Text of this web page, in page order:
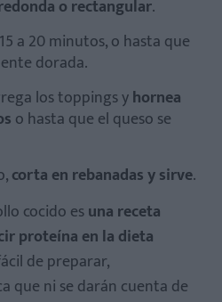
o rectangular.
a 20 minutos, o hasta que
dorada.
los toppings yhornea
o hasta que el queso se
corta en rebanadas y sirve.
cocido esuna receta
proteína en la dieta
de preparar,
que ni se darán cuenta de